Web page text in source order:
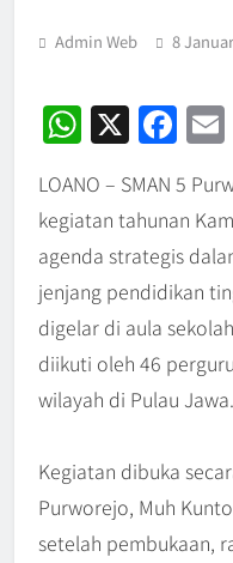
Admin Web 8
WhatsApp
X
LOANO – SMAN 5
kegiatan tahunan
agenda strategis
jenjang pendidikan
digelar di aula
diikuti oleh 46
wilayah di Pulau Jawa.
Kegiatan dibuka
Purworejo, Muh
setelah pembukaan,